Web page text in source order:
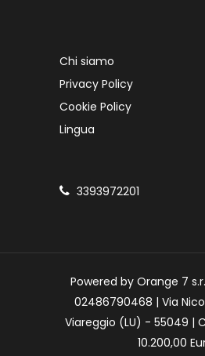
Chi siamo
Privacy Policy
Cookie Policy
Lingua
3393972201
Powered by Orange 7
02486790468 | Via
Viareggio (LU) - 55049 |
10.200,00